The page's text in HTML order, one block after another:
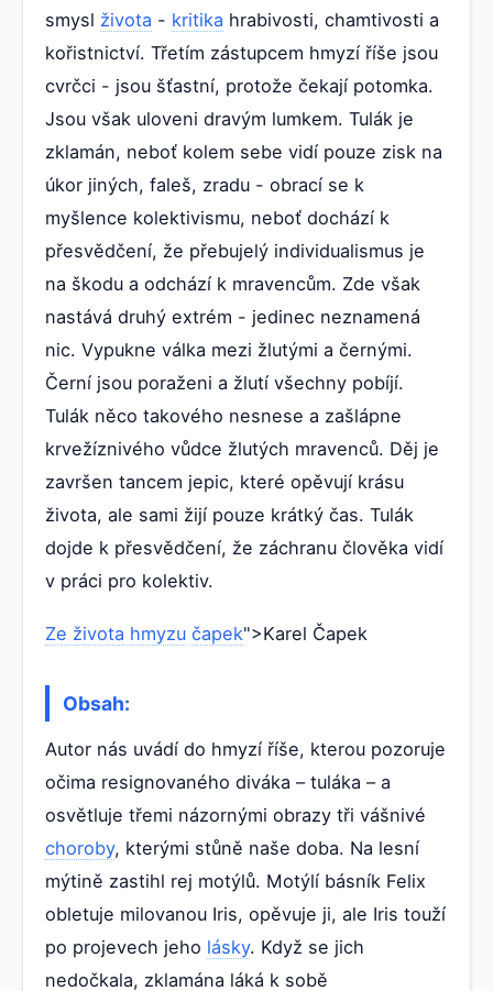
smysl života - kritika hrabivosti, chamtivosti a
kořistnictví. Třetím zástupcem hmyzí říše jsou
cvrčci - jsou šťastní, protože čekají potomka.
Jsou však uloveni dravým lumkem. Tulák je
zklamán, neboť kolem sebe vidí pouze zisk na
úkor jiných, faleš, zradu - obrací se k
myšlence kolektivismu, neboť dochází k
přesvědčení, že přebujelý individualismus je
na škodu a odchází k mravencům. Zde však
nastává druhý extrém - jedinec neznamená
nic. Vypukne válka mezi žlutými a černými.
Černí jsou poraženi a žlutí všechny pobíjí.
Tulák něco takového nesnese a zašlápne
krvežíznivého vůdce žlutých mravenců. Děj je
završen tancem jepic, které opěvují krásu
života, ale sami žijí pouze krátký čas. Tulák
dojde k přesvědčení, že záchranu člověka vidí
v práci pro kolektiv.
Ze života hmyzu čapek">Karel Čapek
Obsah:
Autor nás uvádí do hmyzí říše, kterou pozoruje
očima resignovaného diváka – tuláka – a
osvětluje třemi názornými obrazy tři vášnivé
choroby, kterými stůně naše doba. Na lesní
mýtině zastihl rej motýlů. Motýlí básník Felix
obletuje milovanou Iris, opěvuje ji, ale Iris touží
po projevech jeho lásky. Když se jich
nedočkala, zklamána láká k sobě